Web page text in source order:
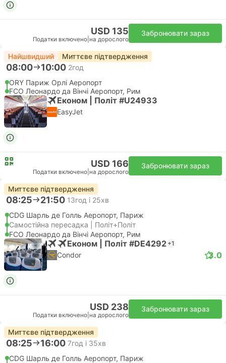
USD 135
Податки включено на дорослого
Забронювати зараз
Найшвидший Миттєве підтвердження
08:00 10:00 2год
ORY Париж Орлі Аеропорт
FCO Леонардо да Вінчі Аеропорт, Рим
Економ | Політ #U24933
EasyJet
USD 166
Податки включено на дорослого
Забронювати зараз
Миттєве підтвердження
08:25 21:50 13год і 25хв
CDG Шарль де Голль Аеропорт, Париж
Самостійна пересадка | Політ+Політ
FCO Леонардо да Вінчі Аеропорт, Рим
Економ | Політ #DE4292 +1
Condor 3.0
USD 238
Податки включено на дорослого
Забронювати зараз
Миттєве підтвердження
08:25 16:00 7год і 35хв
CDG Шарль де Голль Аеропорт, Париж